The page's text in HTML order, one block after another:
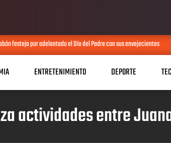
adelantado el Día del Padre con sus envejecientes JUL 25, 2026
ENTRETENIMIENTO DEPORTE
actividades entre